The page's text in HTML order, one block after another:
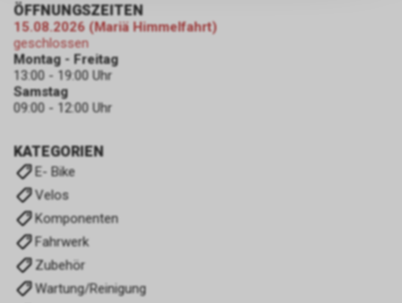
KATEGORIEN
E- Bike
Velos
Komponenten
Fahrwerk
Zubehör
Wartung/Reinigung
ÖFFNUNGSZEITEN
15.08.2026 (Mariä Himmelfahrt)
geschlossen
Montag - Freitag
13:00 - 19:00 Uhr
Samstag
09:00 - 12:00 Uhr
zulassen.